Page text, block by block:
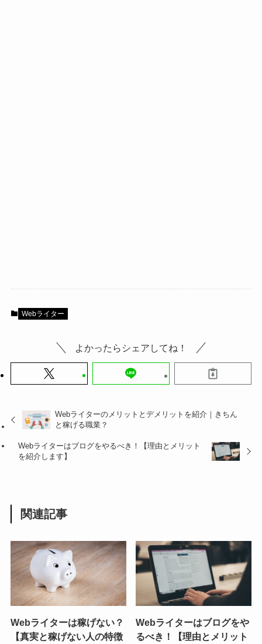
Webライター
よかったらシェアしてね！
Webライターのメリットとデメリットを紹介｜きちん
と稼げる職業？
Webライターはブログをやるべき！【理由とメリット
を紹介します】
関連記事
Webライターは稼げない？
【真実と稼げない人の特徴
Webライターはブログをや
るべき！【理由とメリット